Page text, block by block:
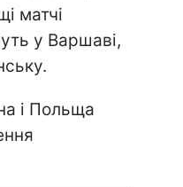
матчі
у Варшаві,
і Польща